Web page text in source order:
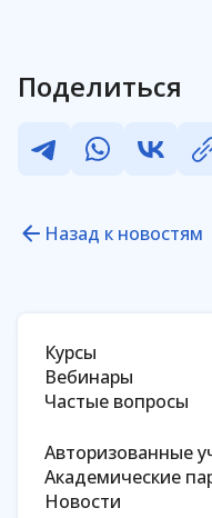
Поделиться
Назад к новостям
Курсы
Вебинары
Частые вопросы
Авторизованные
Академические
Новости